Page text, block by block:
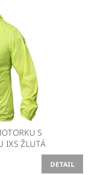
S
IXS ŽLUTÁ
DETAIL